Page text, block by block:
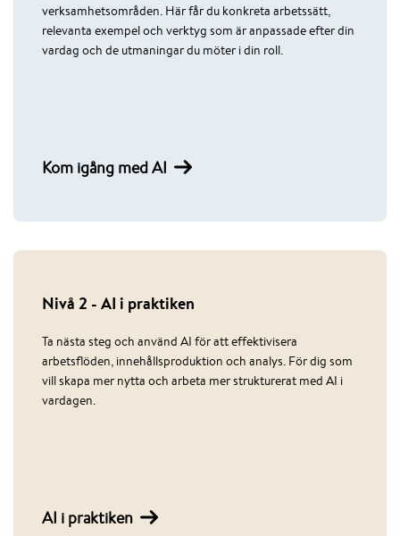
verksamhetsområden. Här får du konkreta arbetssätt,
relevanta exempel och verktyg som är anpassade efter din
vardag och de utmaningar du möter i din roll.
Kom igång med AI
Nivå 2 - AI i praktiken
Ta nästa steg och använd AI för att effektivisera
arbetsflöden, innehållsproduktion och analys. För dig som
vill skapa mer nytta och arbeta mer strukturerat med AI i
vardagen.
AI i praktiken